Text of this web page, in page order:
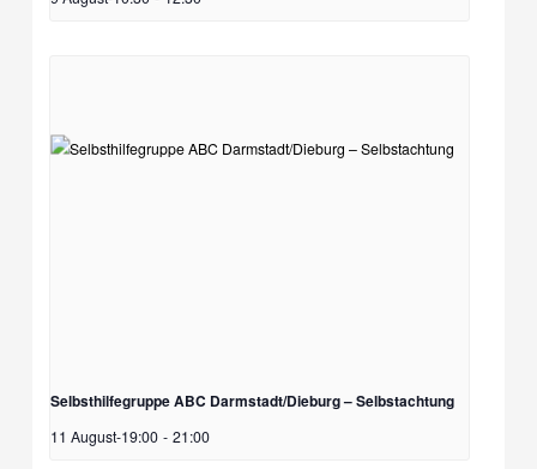
Selbsthilfegruppe ABC Darmstadt/Dieburg – Selbstachtung
11 August-19:00 - 21:00